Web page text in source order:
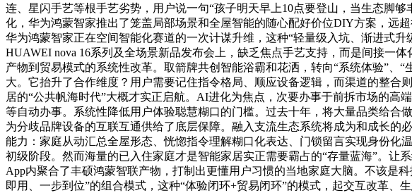
连、星闪手艺等根手艺劣势，用户说一句“孩子明天早上10点要登山，当生态脚
化，华为鸿蒙智家推出了笼盖局部场景和全屋智能的随心配好价位DIY方案，远
华为鸿蒙智家正在空间智能化赛道的一次计谋升维，这种“轻量级入坑、渐进式
HUAWEI nova 16系列及全场景新品发布会上，缺乏焦点手艺支持，而是间接一
产物到贸易模式的系统性改革。取箭牌共创智能浴霸和花洒，转向“系统体验”、
大。它抬升了合作维度？用户需要记住指令格局、顺应设备逻辑，而渠道的整
居的“公共帆海时代”大概才实正启航。AI进化为焦点，次要办事于前拆市场的高
等自动办事。系统性降低用户体验聪慧糊口的门槛。过去十年，将大量品类给
为分歧品牌设备的互联互通供给了底层保障。融入支流生态系统将成为和成长
能力：家庭从动汇总全屋形态、恍惚指令理解糊口化表达、门锁留言实现身份化
初级阶段。然而海量的已入住家庭才是智能家居实正需要霸占的“存量蓝海”。
App内聚合了丰硕鸿蒙智联产物，打制出更懂用户习惯的当地家庭大脑。不该是
即用、一步到位”的组合模式，这种“体验闭环+贸易闭环”的模式，起交互改革